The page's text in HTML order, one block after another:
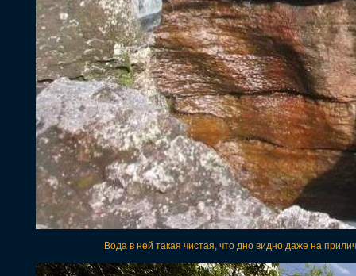
Вода в ней такая чистая, что дно видно даже на